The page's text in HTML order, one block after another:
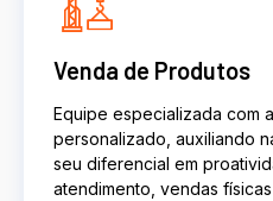
Venda de Produtos
Equipe especializada com
personalizado, auxiliando
seu diferencial em
atendimento, vendas